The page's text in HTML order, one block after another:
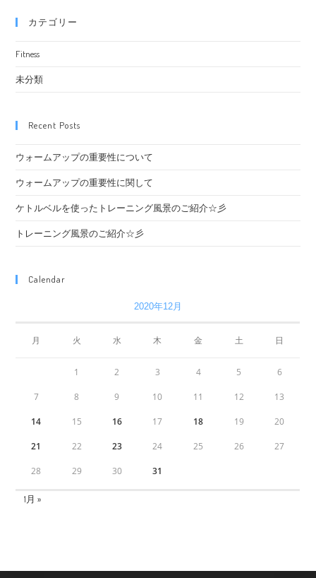
カテゴリー
Fitness
未分類
Recent Posts
ウォームアップの重要性について
ウォームアップの重要性に関して
ケトルベルを使ったトレーニング風景のご紹介☆彡
トレーニング風景のご紹介☆彡
Calendar
2020年12月
月 火 水 木 金 土 日
1 2 3 4 5 6
7 8 9 10 11 12 13
14 15 16 17 18 19 20
21 22 23 24 25 26 27
28 29 30 31
1月 »